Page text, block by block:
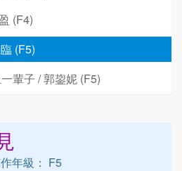
(F4)
(F5)
輩子 / 郭鋆妮 (F5)
年級： F5